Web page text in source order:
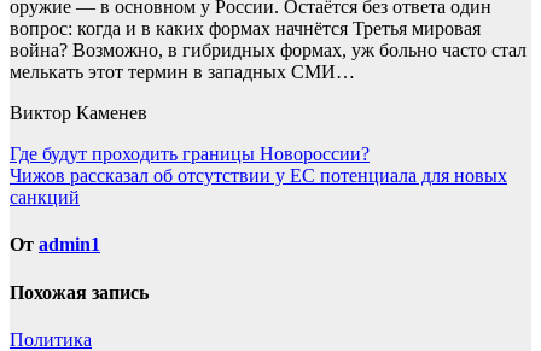
оружие — в основном у России. Остаётся без ответа один
вопрос: когда и в каких формах начнётся Третья мировая
война? Возможно, в гибридных формах, уж больно часто стал
мелькать этот термин в западных СМИ…
Виктор Каменев
Навигация
по
Где будут проходить границы Новороссии?
Чижов рассказал об отсутствии у ЕС потенциала для новых
санкций
От admin1
Похожая запись
Политика